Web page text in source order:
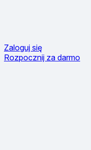
Zaloguj się
Rozpocznij za darmo